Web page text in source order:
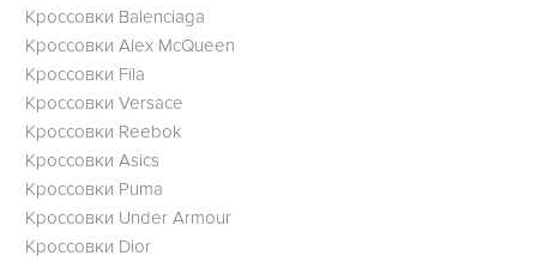
Кроссовки Balenciaga
Кроссовки Alex McQueen
Кроссовки Fila
Кроссовки Versace
Кроссовки Reebok
Кроссовки Asics
Кроссовки Puma
Кроссовки Under Armour
Кроссовки Dior